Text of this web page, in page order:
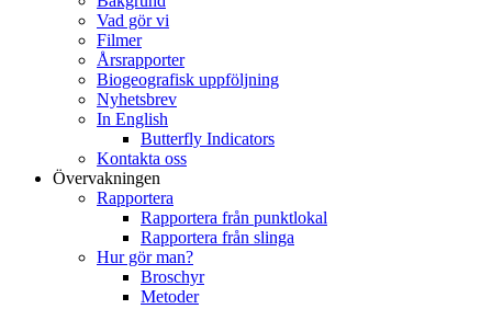
Vad gör vi
Filmer
Årsrapporter
Biogeografisk uppföljning
Nyhetsbrev
In English
Butterfly Indicators
Kontakta oss
Övervakningen
Rapportera
Rapportera från punktlokal
Rapportera från slinga
Hur gör man?
Broschyr
Metoder